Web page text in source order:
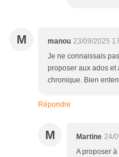
M manou 23/09/2025
Je ne connaissais
proposer aux ados et
chronique. Bien
Répondre
M Martine 24/
A proposer